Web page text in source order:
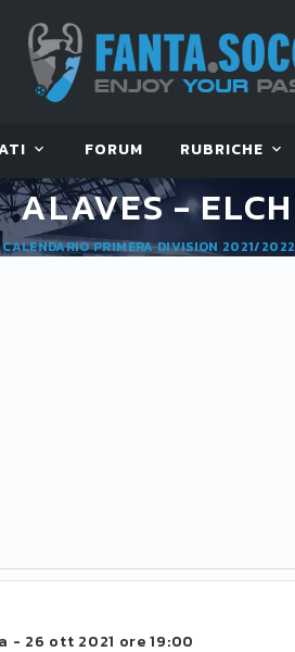
FORUM RUBRICHE
ALAVES -
CALENDARIO PRIMERA DIVISION 2021/2022
- 26 ott 2021 ore 19:00